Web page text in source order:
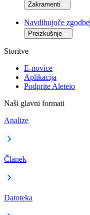
Zakramenti
Navdihujoče zgodbe
Preizkušnje
Storitve
E-novice
Aplikacija
Podprite Aleteio
Naši glavni formati
Analize
Članek
Datoteka